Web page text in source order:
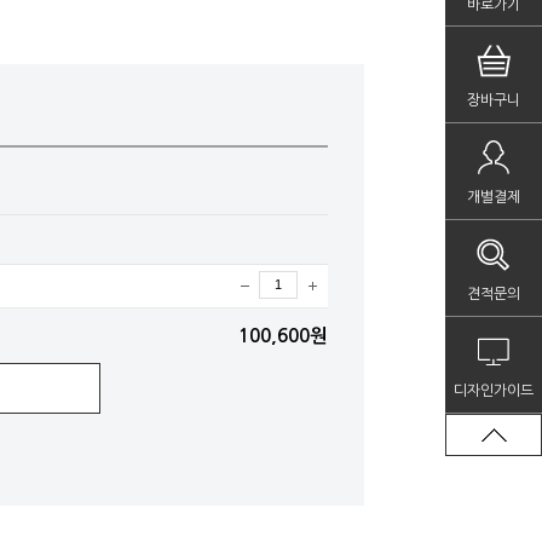
바로가기
장바구니
개별결제
견적문의
디자인가이드
100,600원